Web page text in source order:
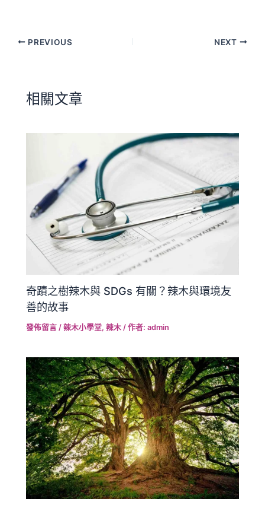
PREVIOUS NEXT
相關文章
奇蹟之樹辣木與 SDGs 有關？辣木與環境友
善的故事
發佈留言 /辣木小學堂,辣木 / 作者:admin